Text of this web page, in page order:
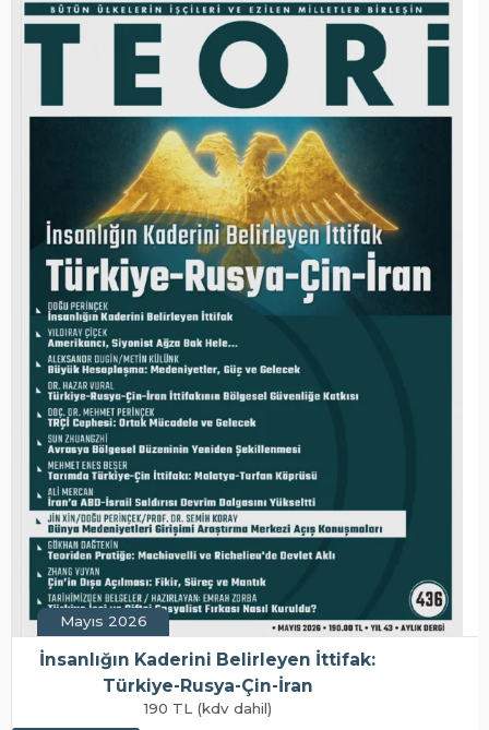
Mayıs 2026
İnsanlığın Kaderini Belirleyen İttifak:
Türkiye-Rusya-Çin-İran
190 TL (kdv dahil)